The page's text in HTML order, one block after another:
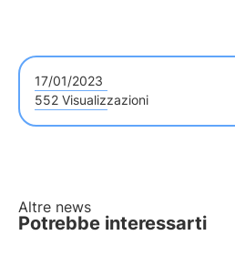
17/01/2023
552 Visualizzazioni
Altre news
Potrebbe interessarti